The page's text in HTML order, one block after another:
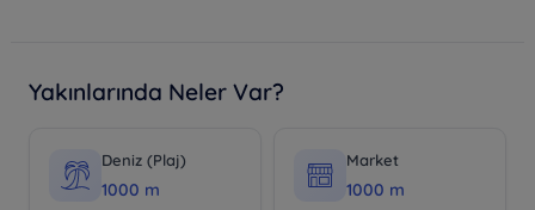
Yakınlarında Neler Var?
Deniz (Plaj)
1000 m
Market
1000 m